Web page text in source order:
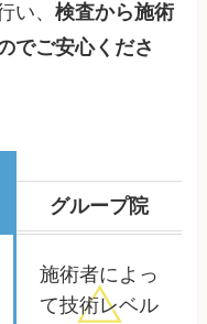
い、検査から施術
でご安心くださ
グループ院
施術者によっ
て技術レベル